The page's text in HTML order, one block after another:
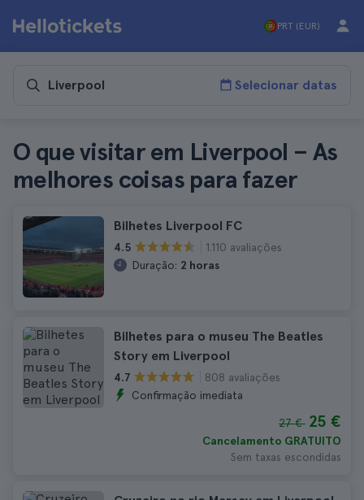
PRT (EUR)
Selecionar datas
O que visitar em Liverpool – As
melhores coisas para fazer
Bilhetes Liverpool FC
4.5
1.110 avaliações
Duração: 2 horas
Bilhetes para o museu The Beatles
Story em Liverpool
4.7
808 avaliações
Confirmação imediata
27 € 25 €
Cancelamento GRATUITO
Sem taxas escondidas